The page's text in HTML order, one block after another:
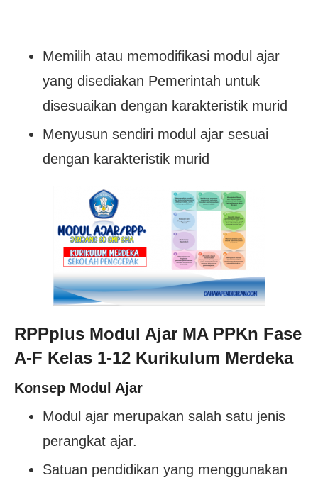
Memilih atau memodifikasi modul ajar
yang disediakan Pemerintah untuk
disesuaikan dengan karakteristik murid
Menyusun sendiri modul ajar sesuai
dengan karakteristik murid
RPPplus Modul Ajar MA PPKn Fase
A-F Kelas 1-12 Kurikulum Merdeka
Konsep Modul Ajar
Modul ajar merupakan salah satu jenis
perangkat ajar.
Satuan pendidikan yang menggunakan